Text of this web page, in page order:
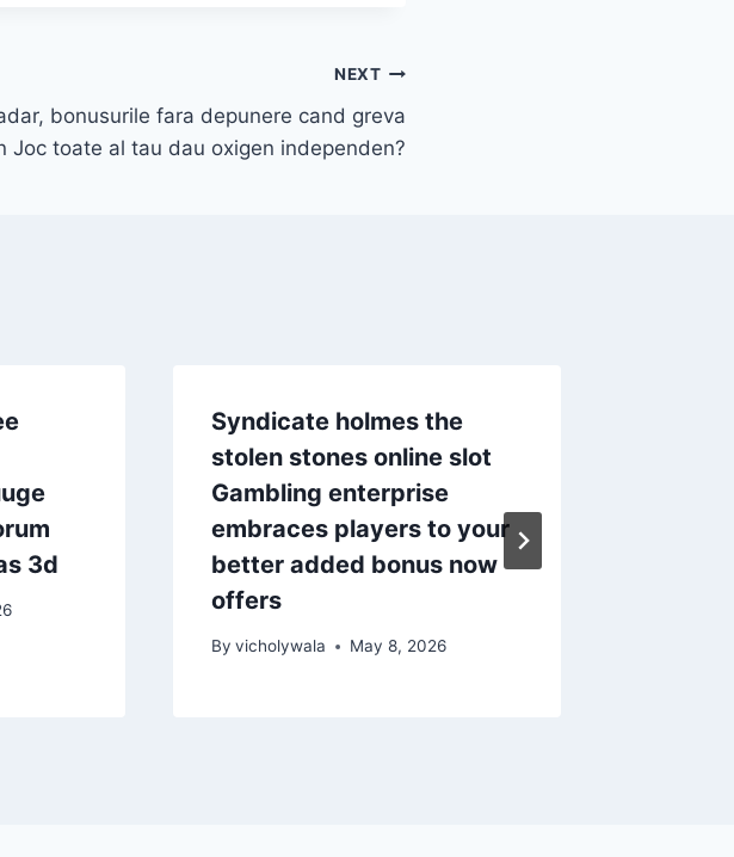
NEXT
bonusurile fara depunere cand greva
Joc toate al tau dau oxigen independen?
3d
Syndicate holmes the
stolen stones online slot
Gambling enterprise
embraces players to your
better added bonus now
offers
By vicholywala May 8, 2026